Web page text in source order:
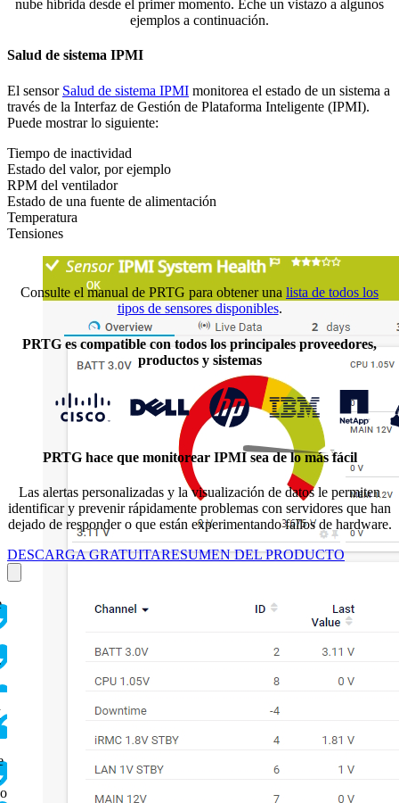
nube híbrida desde el primer momento. Eche un vistazo a algunos
ejemplos a continuación.
Salud de sistema IPMI
El sensor Salud de sistema IPMI monitorea el estado de un sistema a
través de la Interfaz de Gestión de Plataforma Inteligente (IPMI).
Puede mostrar lo siguiente:
Tiempo de inactividad
Estado del valor, por ejemplo
RPM del ventilador
Estado de una fuente de alimentación
Temperatura
Tensiones
Consulte el manual de PRTG para obtener una lista de todos los
tipos de sensores disponibles.
PRTG es compatible con todos los principales proveedores,
productos y sistemas
PRTG hace que monitorear IPMI sea de lo más fácil
Las alertas personalizadas y la visualización de datos le permiten
identificar y prevenir rápidamente problemas con servidores que han
dejado de responder o que están experimentando fallos de hardware.
DESCARGA GRATUITARESUMEN DEL PRODUCTO